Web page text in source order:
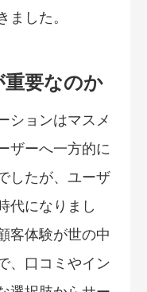
ました。
重要なのか
ションはマスメ
ザーへ一方的に
したが、ユーザ
代になりまし
客体験が世の中
、口コミやイン